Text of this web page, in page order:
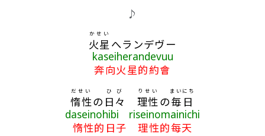
♪
火星
かせい
へランデヴー
kaseiherandevuu
奔向火星的約會
惰性
だせい
の 日々
ひび
理性
りせい
の毎日
まいにち
daseinohibi riseinomainichi
惰性的日子 理性的每天